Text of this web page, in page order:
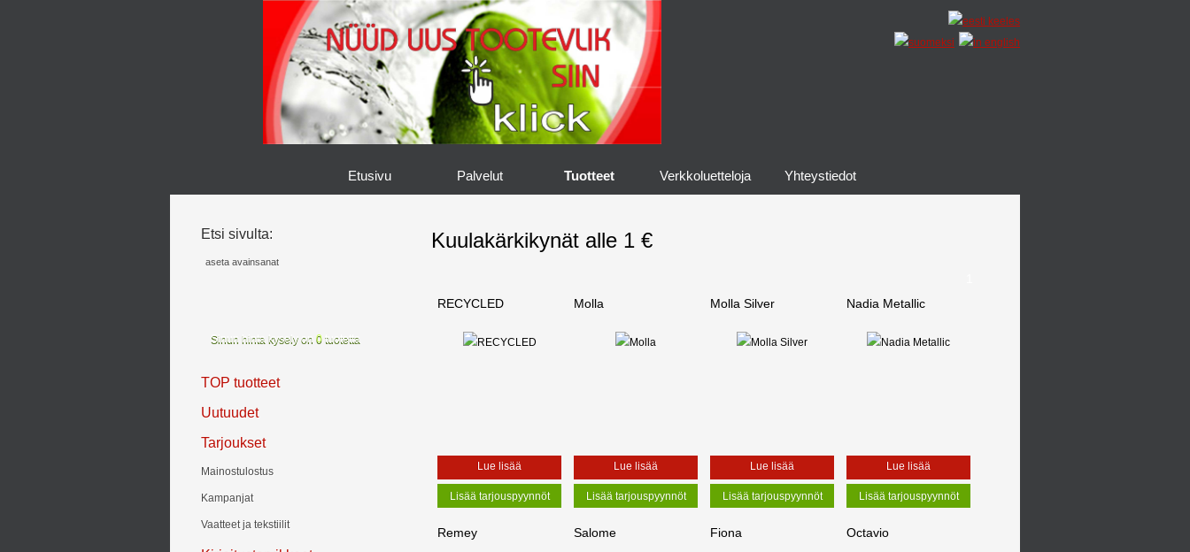
Etusivu Palvelut Tuotteet Verkkoluetteloja Yhteystiedot
Etsi sivulta:
Sinun hinta kysely on 0tuotetta
TOP tuotteet
Uutuudet
Tarjoukset
Mainostulostus
Kampanjat
Vaatteet ja tekstiilit
Kuulakärkikynät alle 1 €
RECYCLED
Lue lisää
Molla
Lue lisää
Molla Silver
Lue lisää
Nadia Metallic
Lue lisää
Remey Salome Fiona Octavio